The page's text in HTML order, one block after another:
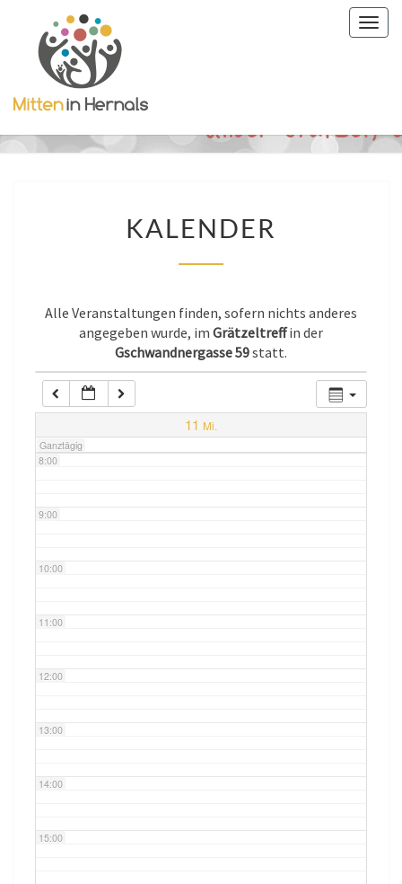
KALENDER
Alle Veranstaltungen finden, sofern nichts anderes
angegeben wurde, im Grätzeltreffin der
Gschwandnergasse 59statt.
11 Mi.
Ganztägig
0:00
1:00
2:00
7:00
8:00
9:00
10:00
11:00
12:00
13:00
14:00
15:00